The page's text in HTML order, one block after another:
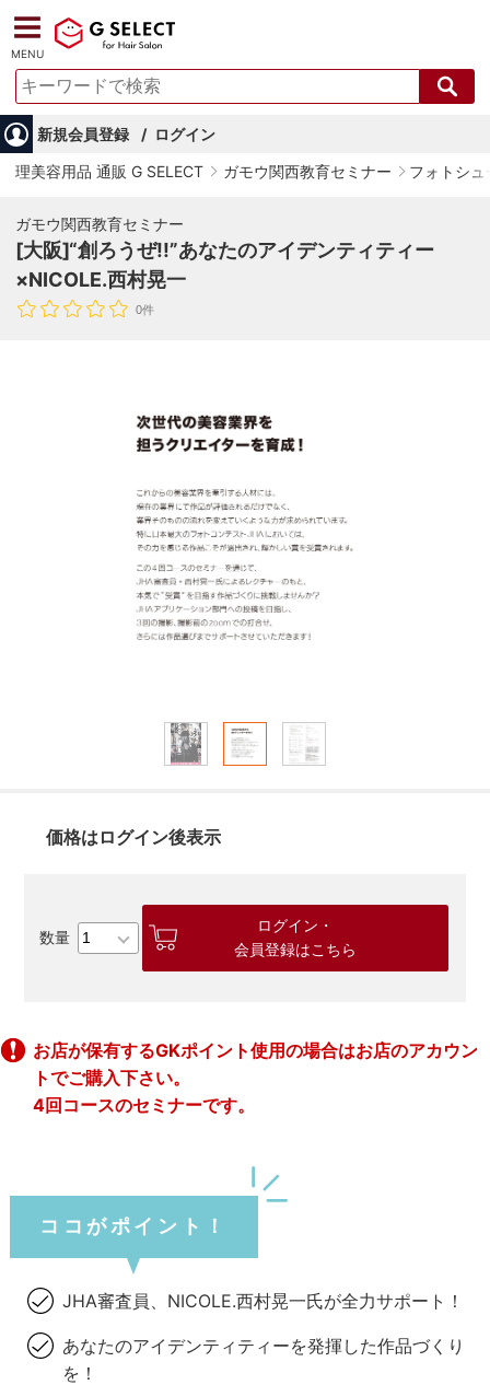
MENU
新規会員登録
ログイン
理美容用品 通販 G SELECT
ガモウ関西教育セミナー フォトシ
ガモウ関西教育セミナー
[大阪]“創ろうぜ!!”あなたのアイデンティティー
×NICOLE.西村晃一
0件
価格はログイン後表示
ログイン・
会員登録はこちら
お店が保有するGKポイント使用の場合はお店のアカウン
トでご購入下さい。
4回コースのセミナーです。
ココがポイント！
JHA審査員、NICOLE.西村晃一氏が全力サポート！
あなたのアイデンティティーを発揮した作品づくり
を！